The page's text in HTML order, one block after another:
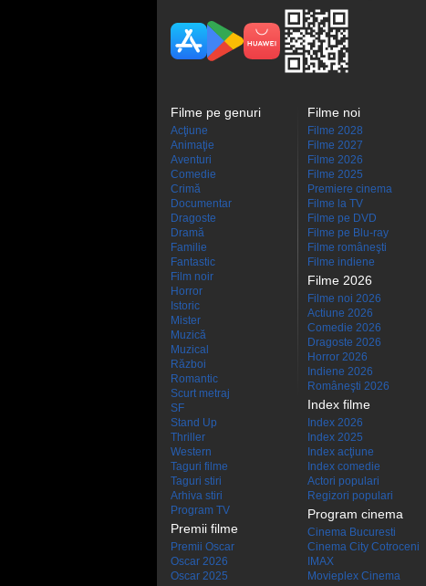
Filme pe genuri
Acţiune
Animaţie
Aventuri
Comedie
Crimă
Documentar
Dragoste
Dramă
Familie
Fantastic
Film noir
Horror
Istoric
Mister
Muzică
Muzical
Război
Romantic
Scurt metraj
SF
Stand Up
Thriller
Western
Taguri filme
Taguri stiri
Arhiva stiri
Program TV
Premii filme
Premii Oscar
Oscar 2026
Oscar 2025
Filme noi
Filme 2028
Filme 2027
Filme 2026
Filme 2025
Premiere cinema
Filme la TV
Filme pe DVD
Filme pe Blu-ray
Filme româneşti
Filme indiene
Filme 2026
Filme noi 2026
Actiune 2026
Comedie 2026
Dragoste 2026
Horror 2026
Indiene 2026
Româneşti 2026
Index filme
Index 2026
Index 2025
Index acţiune
Index comedie
Actori populari
Regizori populari
Program cinema
Cinema Bucuresti
Cinema City Cotroceni
IMAX
Movieplex Cinema